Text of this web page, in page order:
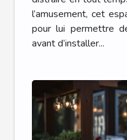
l’amusement, cet
pour lui permettre
avant d’installer...